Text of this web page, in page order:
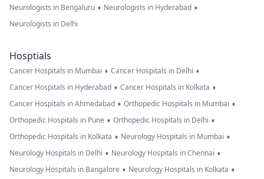
Neurologists in Bengaluru • Neurologists in Hyderabad •
Neurologists in Delhi
Hosptials
Cancer Hospitals in Mumbai • Cancer Hospitals in Delhi •
Cancer Hospitals in Hyderabad • Cancer Hospitals in Kolkata •
Cancer Hospitals in Ahmedabad • Orthopedic Hospitals in Mumbai •
Orthopedic Hospitals in Pune • Orthopedic Hospitals in Delhi •
Orthopedic Hospitals in Kolkata • Neurology Hospitals in Mumbai •
Neurology Hospitals in Delhi • Neurology Hospitals in Chennai •
Neurology Hospitals in Bangalore • Neurology Hospitals in Kolkata •